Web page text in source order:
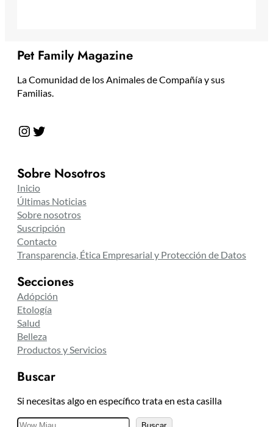
Pet Family Magazine
La Comunidad de los Animales de Compañía y sus
Familias.
Instagram Twitter
Sobre Nosotros
Inicio
Últimas Noticias
Sobre nosotros
Suscripción
Contacto
Transparencia, Ética Empresarial y Protección de Datos
Secciones
Adópción
Etología
Salud
Belleza
Productos y Servicios
Buscar
Si necesitas algo en específico trata en esta casilla